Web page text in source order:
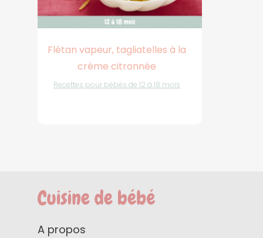
Flétan vapeur, tagliatelles à la
crème citronnée
Recettes pour bébés de 12 à 18 mois
A propos